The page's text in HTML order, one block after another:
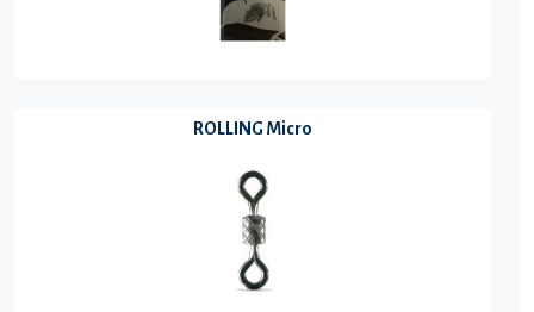
ROLLING Micro